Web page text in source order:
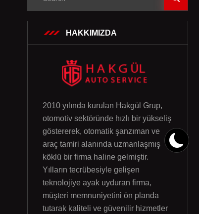
HAKKIMIZDA
2010 yılında kurulan Hakgül Grup,
otomotiv sektöründe hızlı bir yükseliş
göstererek, otomatik şanzıman ve
araç tamiri alanında uzmanlaşmış
köklü bir firma haline gelmiştir.
Yılların tecrübesiyle gelişen
teknolojiye ayak uyduran firma,
müşteri memnuniyetini ön planda
tutarak kaliteli ve güvenilir hizmetler